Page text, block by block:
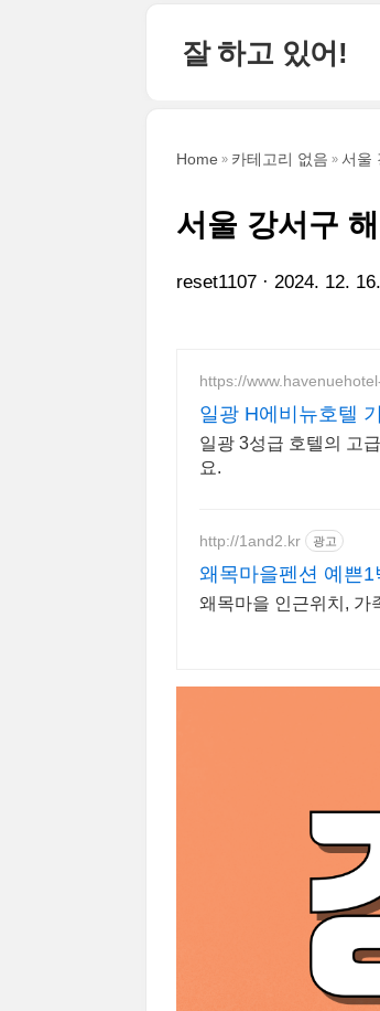
잘 하고 있어!
Home 카테고리 없음 서울
서울 강서구
reset1107 2024. 12. 16.
https://
일광 H에비뉴호텔
일광 3성급 호텔의 고
요.
http://1and2.kr 광고
왜목마을펜션 예쁜